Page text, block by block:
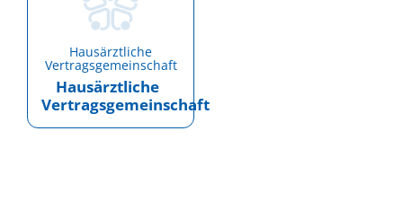
Hausärztliche
Vertragsgemeinschaft
Hausärztliche
Vertragsgemeinschaft